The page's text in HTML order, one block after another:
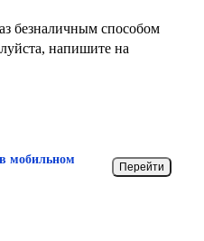
безналичным способом
напишите на
мобильном
Перейти